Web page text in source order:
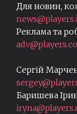
Для новин,
Реклама та
Сергій
Баришева